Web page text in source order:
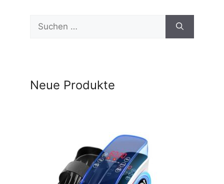
Suchen
nach:
Neue Produkte